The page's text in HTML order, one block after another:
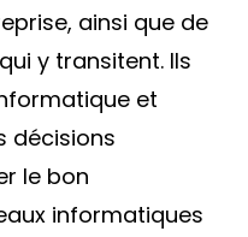
ainsi que de
y transitent. Ils
et
décisions
le bon
informatiques